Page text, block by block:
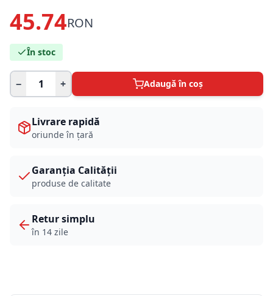
45.74RON
În stoc
− + Adaugă în coș
Livrare rapidă
oriunde în țară
Garanția Calității
produse de calitate
Retur simplu
în 14 zile